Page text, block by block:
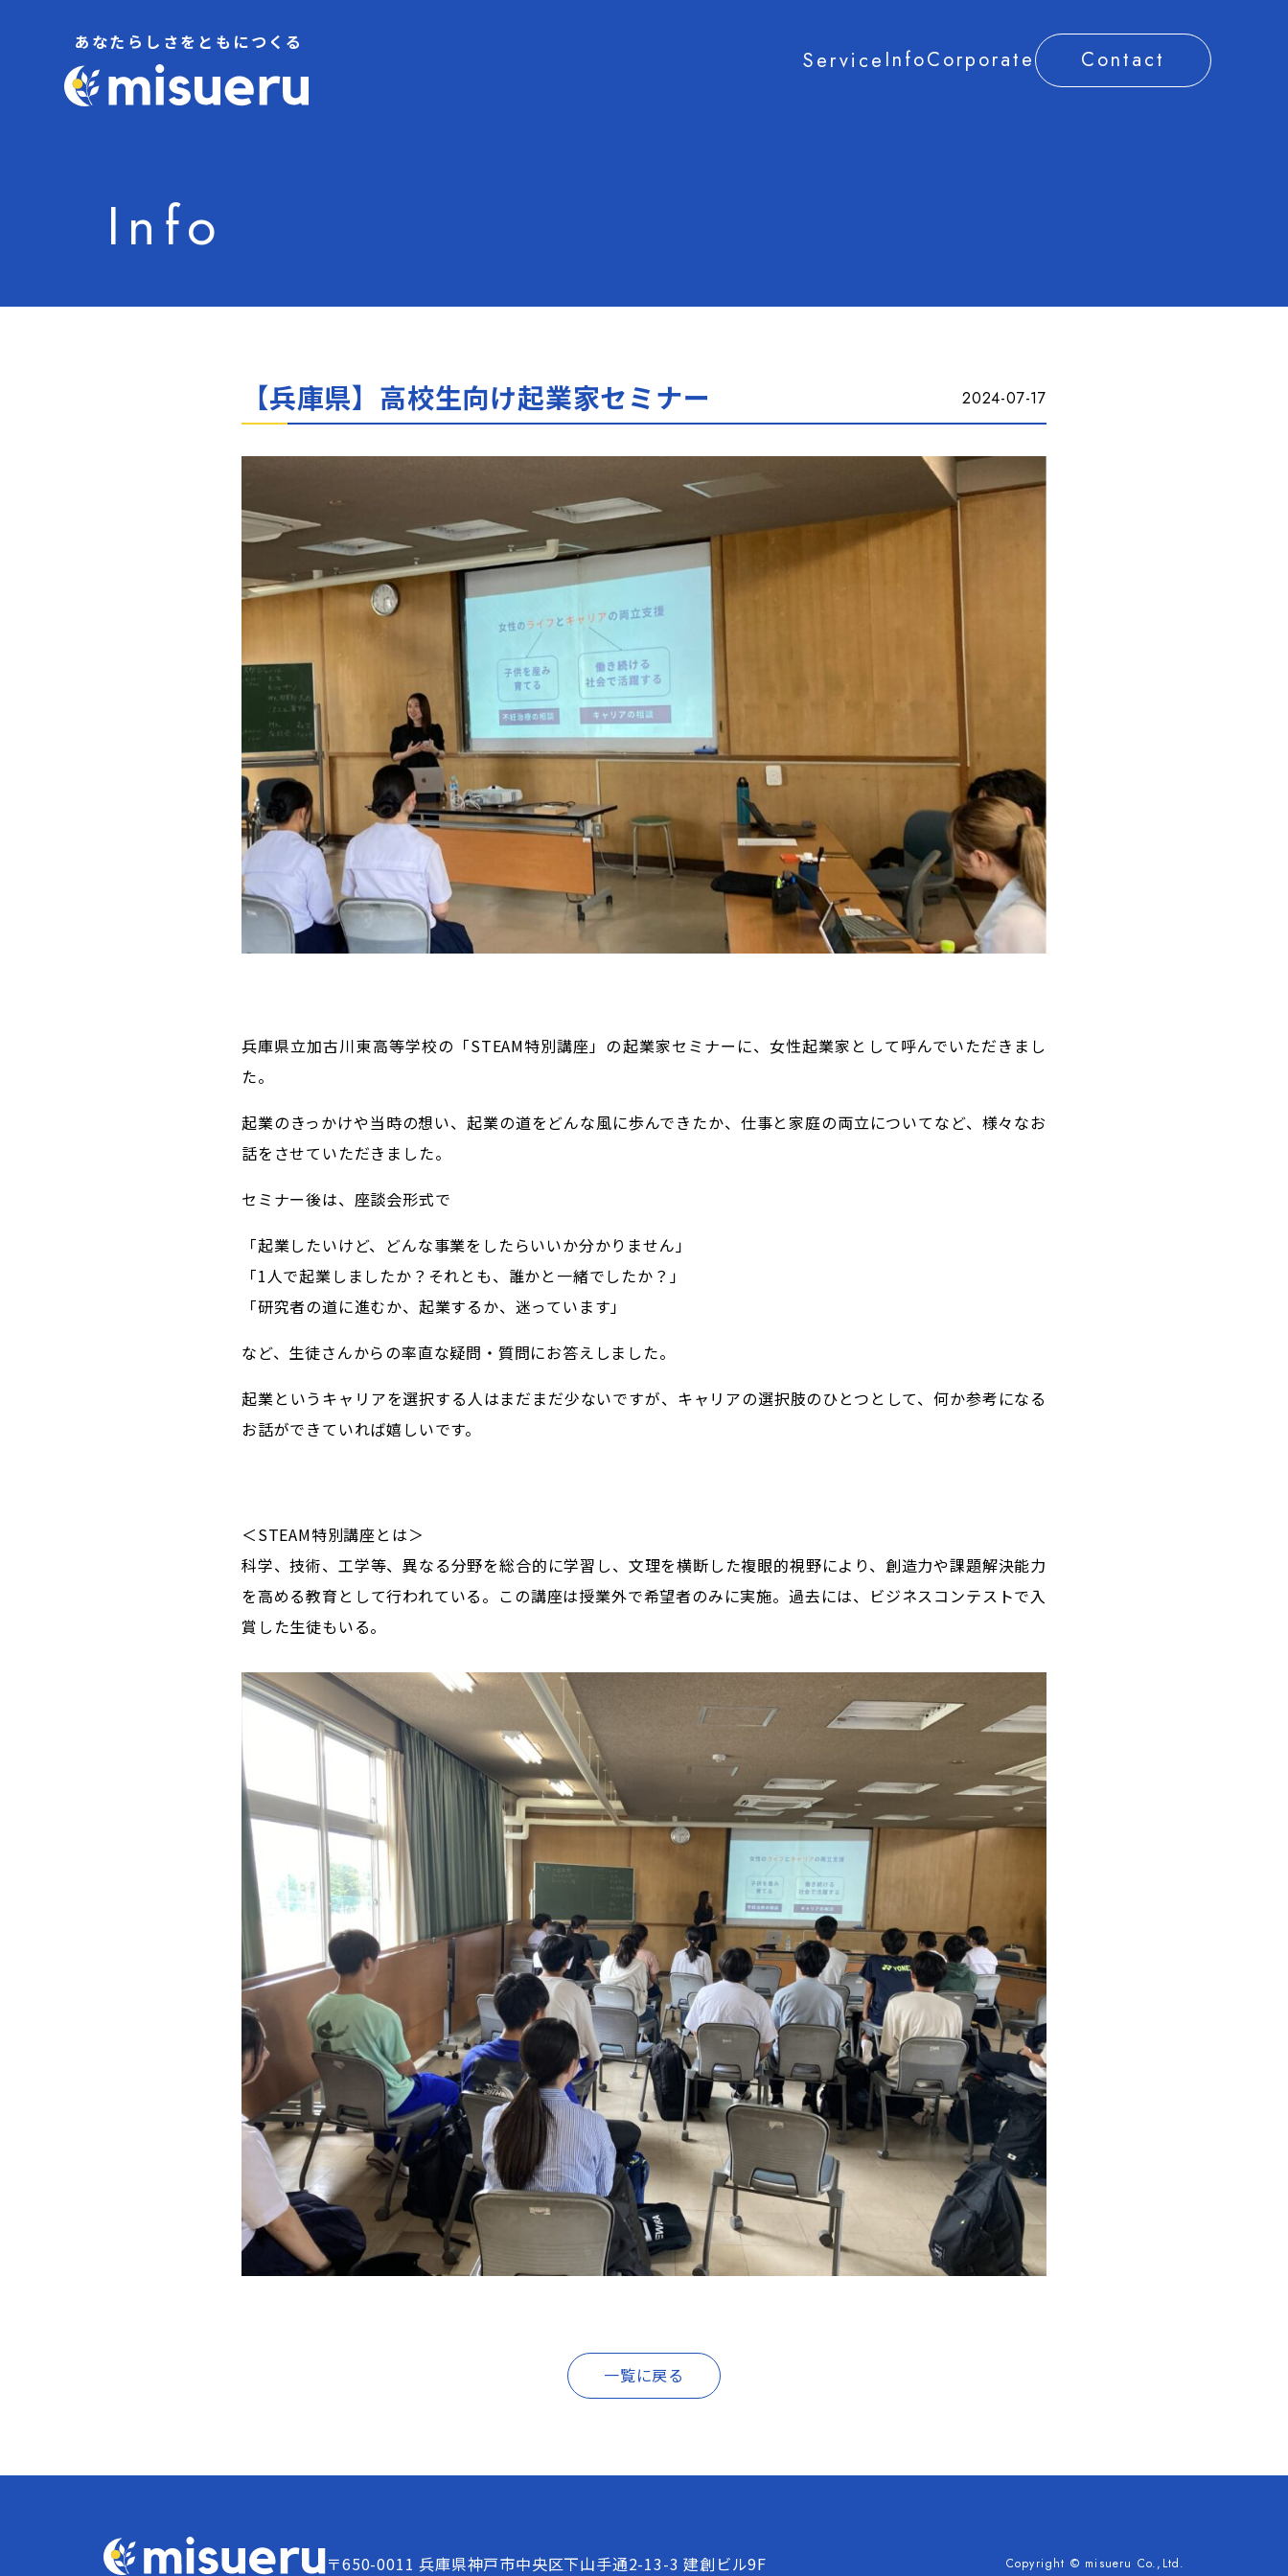
Service InfoCorporate Contact
Info
【兵庫県】高校生向け起業家セミナー 2024-07-17
兵庫県立加古川東高等学校の「STEAM特別講座」の起業家セミナーに、女性起業家として呼んでいただきまし
た。
起業のきっかけや当時の想い、起業の道をどんな風に歩んできたか、仕事と家庭の両立についてなど、様々なお
話をさせていただきました。
セミナー後は、座談会形式で
「起業したいけど、どんな事業をしたらいいか分かりません」
「1人で起業しましたか？それとも、誰かと一緒でしたか？」
「研究者の道に進むか、起業するか、迷っています」
など、生徒さんからの率直な疑問・質問にお答えしました。
起業というキャリアを選択する人はまだまだ少ないですが、キャリアの選択肢のひとつとして、何か参考になる
お話ができていれば嬉しいです。
＜STEAM特別講座とは＞
科学、技術、工学等、異なる分野を総合的に学習し、文理を横断した複眼的視野により、創造力や課題解決能力
を高める教育として行われている。この講座は授業外で希望者のみに実施。過去には、ビジネスコンテストで入
賞した生徒もいる。
一覧に戻る
〒650-0011兵庫県神戸市中央区下山手通2-13-3 建創ビル9F Copyright © misueru Co.,Ltd.